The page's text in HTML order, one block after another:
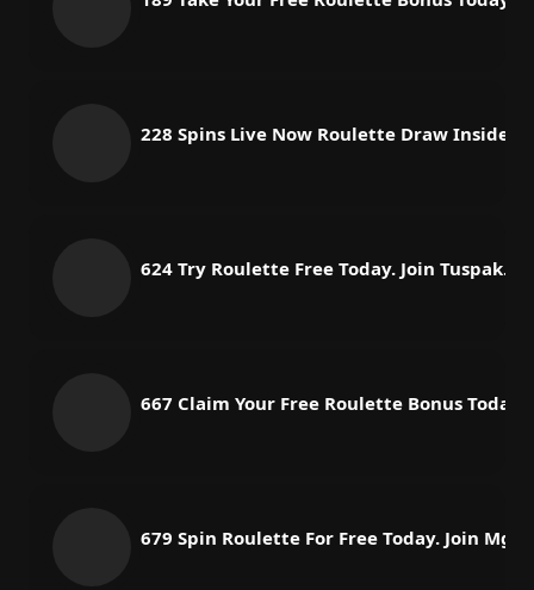
228 Spins Live Now Roulette Draw Inside
624 Try Roulette Free Today. Join
667 Claim Your Free Roulette Bonus Today
679 Spin Roulette For Free Today. Join